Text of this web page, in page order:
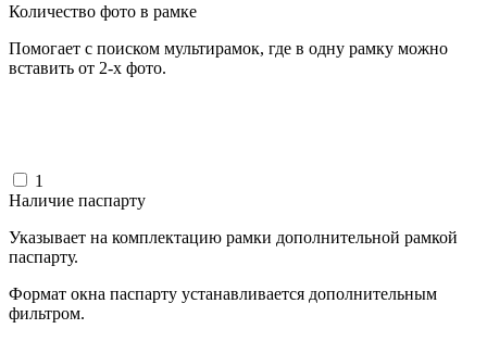
Количество фото в рамке
Помогает с поиском мультирамок, где в одну рамку можно
вставить от 2-х фото.
1
Наличие паспарту
Указывает на комплектацию рамки дополнительной рамкой
паспарту.
Формат окна паспарту устанавливается дополнительным
фильтром.